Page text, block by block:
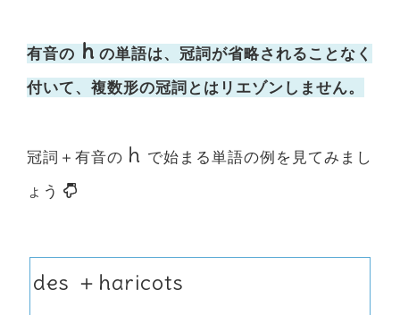
有音のh の単語は、冠詞が省略されることなく
付いて、複数形の冠詞とはリエゾンしません。
冠詞＋有音の h で始まる単語の例を見てみまし
ょう
des ＋haricots